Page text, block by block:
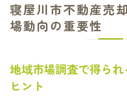
地元の需要と供給を
競合分析で売却成功率
地域特有の不動産売却を成
寝屋川市不動産売
場動向の重要性
地域市場調査で得ら
ヒント